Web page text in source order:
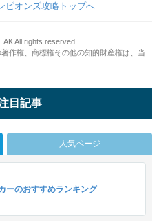
ピオンズ攻略トップへ
All rights reserved.
作権、商標権その他の知的財産権は、当
目記事
人気ページ
ーのおすすめランキング